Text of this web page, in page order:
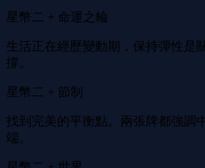
星幣二 + 命運之輪
生活正在經歷變動期，保持彈性是
撐。
星幣二 + 節制
找到完美的平衡點。兩張牌都強調
端。